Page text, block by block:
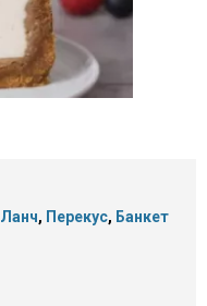
Ланч, Перекус, Банкет